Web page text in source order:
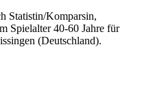
Statistin/Komparsin,
Spielalter 40-60 Jahre für
(Deutschland).